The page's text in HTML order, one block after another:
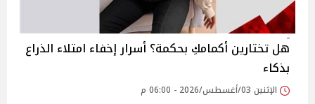
هل تختارين أكمامكِ بحكمة؟ أسرار إخفاء امتلاء الذراع
بذكاء
الإثنين 03/أغسطس/2026 - 06:00 م